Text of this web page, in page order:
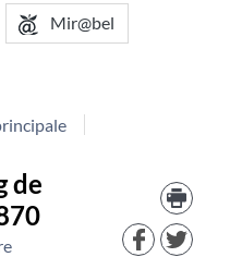
Mir@bel
de